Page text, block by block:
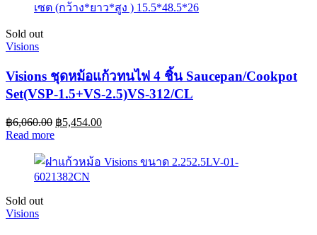
Sold out
Visions
Visions ชุดหม้อแก้วทนไฟ 4 ชิ้น Saucepan/Cookpot
Set(VSP-1.5+VS-2.5)VS-312/CL
฿6,060.00 ฿5,454.00
Read more
Sold out
Visions